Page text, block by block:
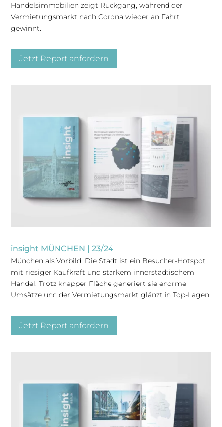
Handelsimmobilien zeigt Rückgang, während der
Vermietungsmarkt nach Corona wieder an Fahrt
gewinnt.
Jetzt Report anfordern
insight MÜNCHEN | 23/24
München als Vorbild. Die Stadt ist ein Besucher-Hotspot
mit riesiger Kaufkraft und starkem innerstädtischem
Handel. Trotz knapper Fläche generiert sie enorme
Umsätze und der Vermietungsmarkt glänzt in Top-Lagen.
Jetzt Report anfordern